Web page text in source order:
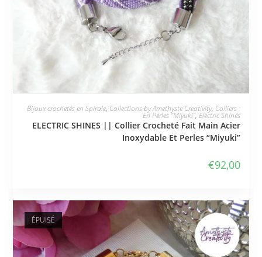
JE L'ADOPTE
Bijoux crochetés en Spirale, Collections by Amethyste Creativity, Colliers :
En Perles "Miyuki", Electric Shines
ELECTRIC SHINES || Collier Crocheté Fait Main Acier
Inoxydable Et Perles “Miyuki”
€92,00
ÉPUISÉ